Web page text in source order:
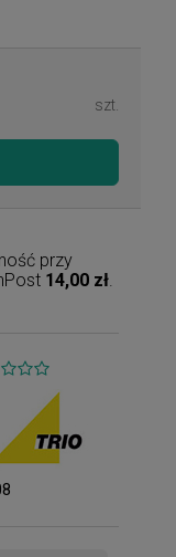
szt.
przy
14,00 zł